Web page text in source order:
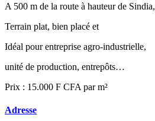
A 500 m de la route à hauteur de Sindia,
Terrain plat, bien placé et
Idéal pour entreprise agro-industrielle,
unité de production, entrepôts…
Prix : 15.000 F CFA par m²
Adresse